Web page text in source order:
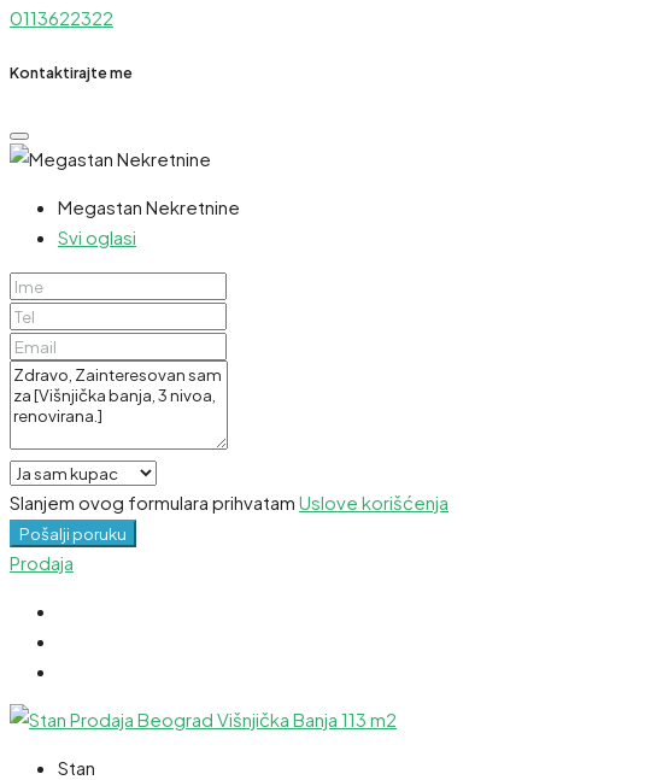
0113622322
Kontaktirajte me
Megastan Nekretnine
Svi oglasi
Slanjem ovog formulara prihvatam Uslove korišćenja
Pošalji poruku
Prodaja
Stan